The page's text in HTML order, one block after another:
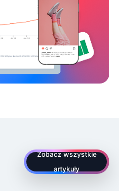
Zobacz wszystkie
artykuły